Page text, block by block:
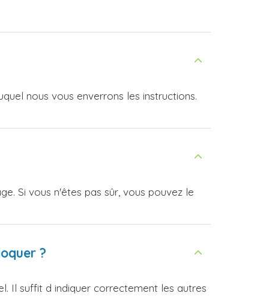
nous vous enverrons les instructions.
Si vous n'êtes pas sûr, vous pouvez le
?
Il suffit d indiquer correctement les autres